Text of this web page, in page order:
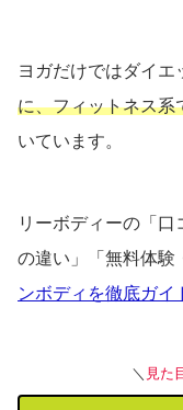
ヨガだけではダイエ
に、フィットネス系
いています。
リーボディーの「口
の違い」「無料体験
ンボディを徹底ガイ
＼ 見た